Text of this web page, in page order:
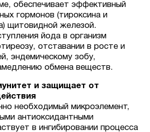
обеспечивает эффективный
гормонов (тироксина и
щитовидной железой.
йода в организм
отставании в росте и
эндемическому зобу,
обмена веществ.
и защищает от
необходимый микроэлемент,
антиоксидантными
в ингибировании процесса